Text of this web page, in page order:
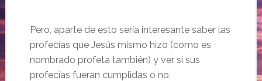
Pero, aparte de esto sería interesante saber las
profecías que Jesús mismo hizo (como es
nombrado profeta también) y ver si sus
profecías fueran cumplidas o no.